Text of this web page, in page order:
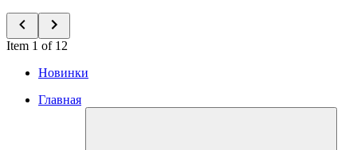
Item 1 of 12
Новинки
Главная